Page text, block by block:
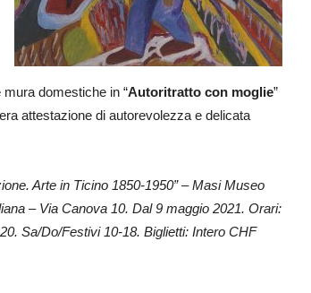
domestiche in “Autoritratto con moglie”
attestazione di autorevolezza e delicata
Arte in Ticino 1850-1950” – Masi Museo
– Via Canova 10. Dal 9 maggio 2021. Orari:
Sa/Do/Festivi 10-18. Biglietti: Intero CHF